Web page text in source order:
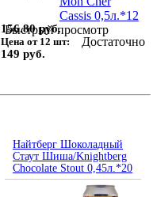
Быстрый просмотр
156.80 руб.
Цена от 12 шт:
149 руб.
Достаточно
Найтберг Шоколадный
Стаут Шиша/Knightberg
Chocolate Stout 0,45л.*20